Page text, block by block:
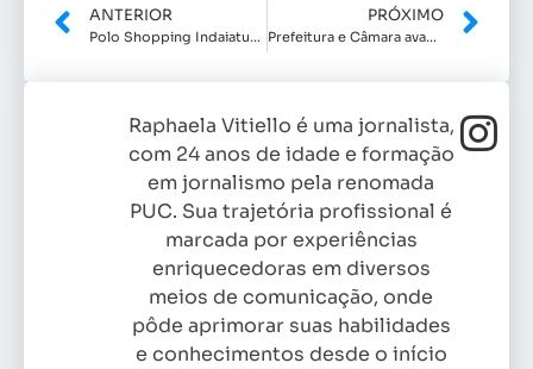
ANTERIOR
Polo Shopping Indaiatuba celebra o Dia das Mães com show gratuito de André Frateschi
PRÓXIMO
Prefeitura e Câmara avançam em Brasília para implantação de canais de TV aberta em Indaiatuba
Raphaela Vitiello é uma jornalista,
com 24 anos de idade e formação
em jornalismo pela renomada
PUC. Sua trajetória profissional é
marcada por experiências
enriquecedoras em diversos
meios de comunicação, onde
pôde aprimorar suas habilidades
e conhecimentos desde o início